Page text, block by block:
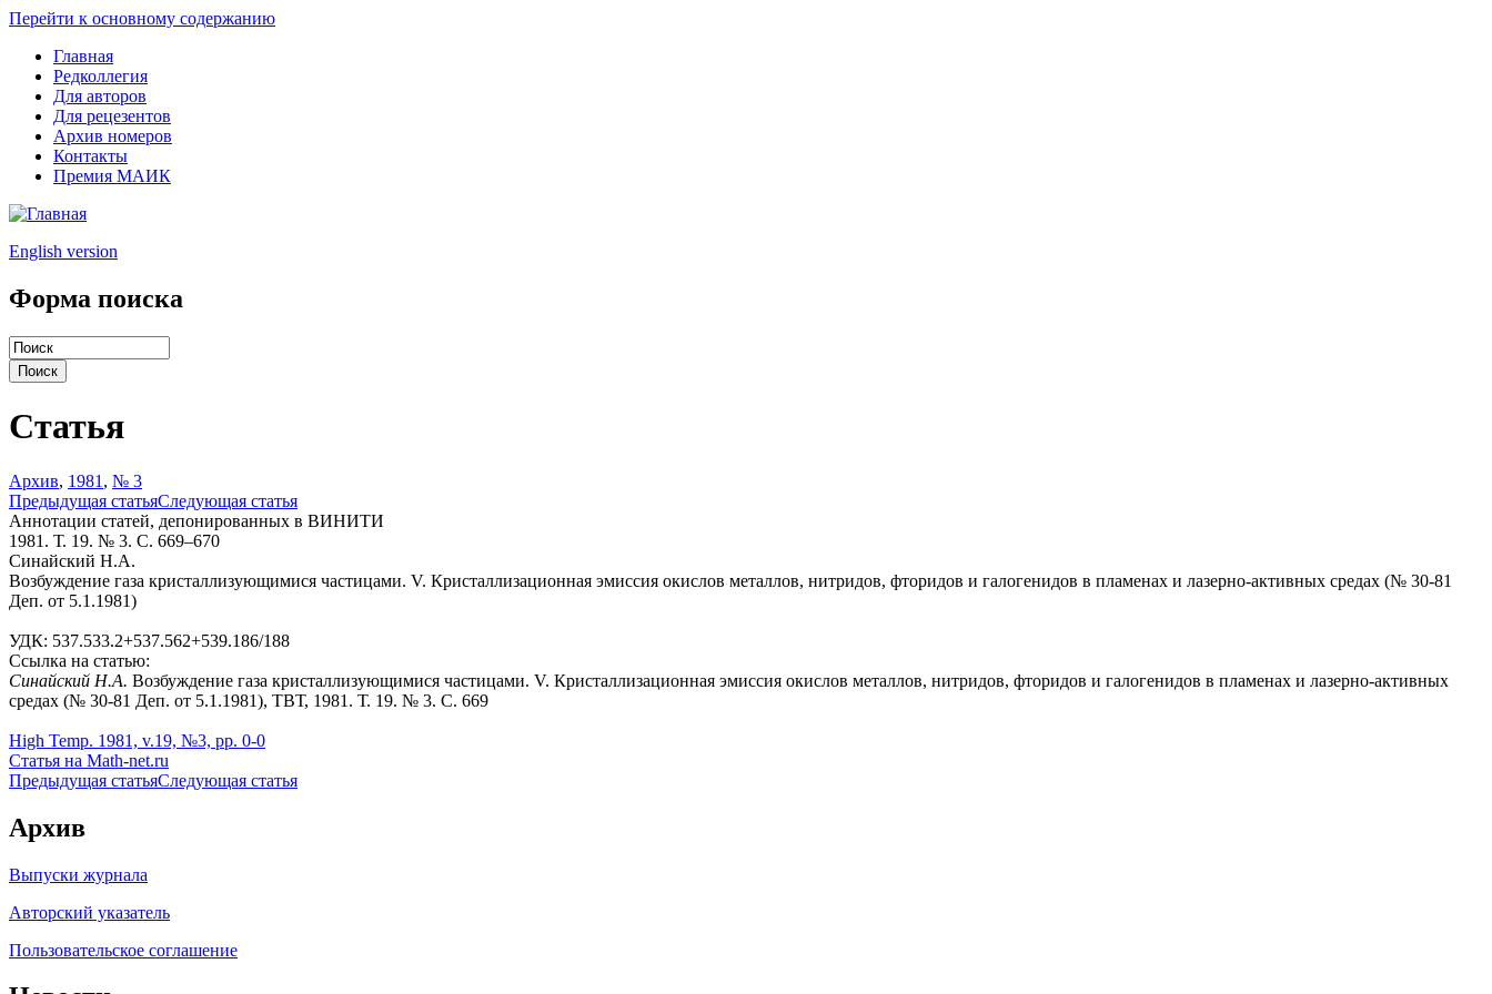
Перейти к основному содержанию
Главная
Редколлегия
Для авторов
Для рецезентов
Архив номеров
Контакты
Премия МАИК
English version
Форма поиска
Статья
Архив, 1981 , № 3
Предыдущая статьяСледующая статья
Аннотации статей, депонированных в ВИНИТИ
1981. Т. 19. № 3. С. 669–670
Синайский Н.А.
Возбуждение газа кристаллизующимися частицами. V. Кристаллизационная эмиссия окислов металлов, нитридов, фторидов и галогенидов в пламенах и лазерно-активных средах (№ 30-81
Деп. от 5.1.1981)
УДК: 537.533.2+537.562+539.186/188
Ссылка на статью:
Синайский Н.А. Возбуждение газа кристаллизующимися частицами. V. Кристаллизационная эмиссия окислов металлов, нитридов, фторидов и галогенидов в пламенах и лазерно-активных
средах (№ 30-81 Деп. от 5.1.1981), ТВТ, 1981. Т. 19. № 3. С. 669
High Temp. 1981, v.19, №3, pp. 0-0
Статья на Math-net.ru
Предыдущая статьяСледующая статья
Архив
Выпуски журнала
Авторский указатель
Пользовательское соглашение